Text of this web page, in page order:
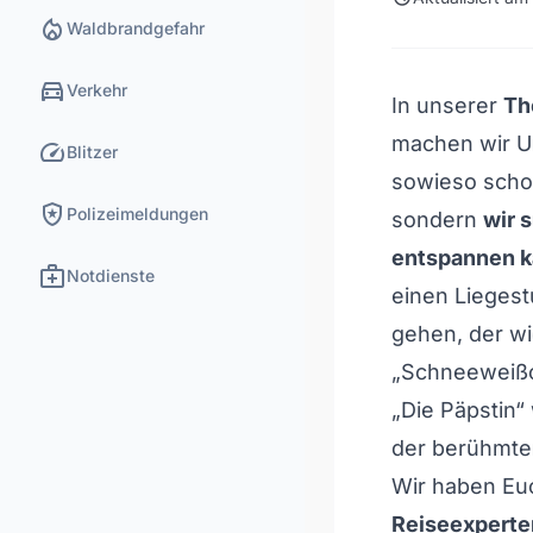
local_fire_department Waldbrandgefahr
directions_carVerkehr
speedBlitzer
local_police Polizeimeldungen
medical_servicesNotdienste
In unserer
machen wir
sowieso
sondern wir
entspannen
einen
gehen, der
„Die
der
Wir haben